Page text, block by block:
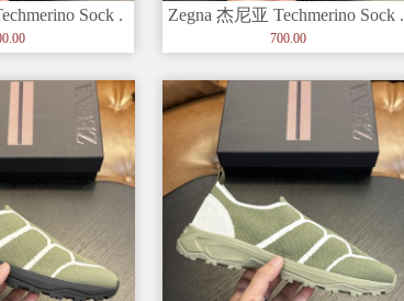
Sock .
Zegna 杰尼亚 Techmerino Sock .
700.00